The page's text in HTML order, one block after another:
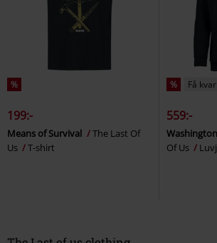
%
199:-
Means of Survival
The Last Of
Us
T-shirt
% Få
559:-
Of Us